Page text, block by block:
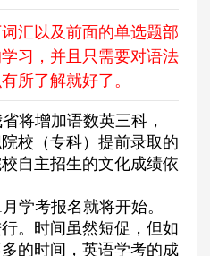
汇以及前面的单选题部
习，并且只需要对语法
所了解就好了。
将增加语数英三科，
校（专科）提前录取的
自主招生的文化成绩依
月学考报名就将开始。
。时间虽然短促，但如
的时间，英语学考的成